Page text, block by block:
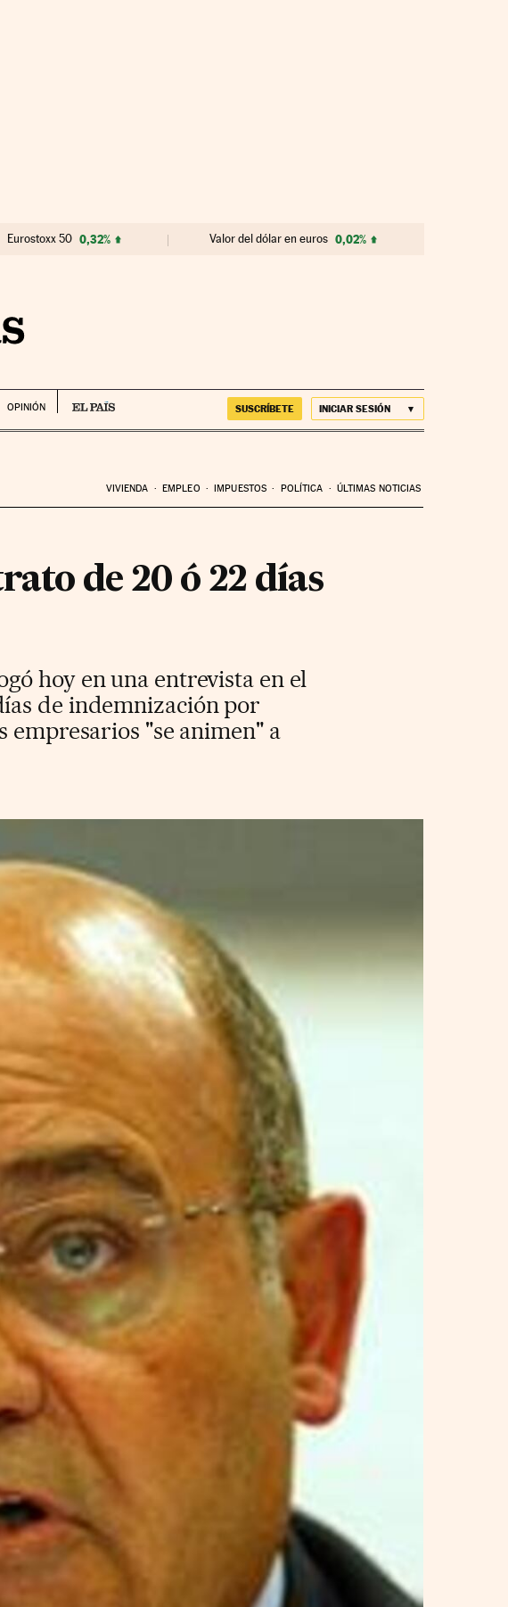
Eurostoxx 50 0,32% Valor del dólar en euros 0,02%
OPINIÓN SUSCRÍBETE INICIAR SESIÓN
VIVIENDA EMPLEO IMPUESTOS POLÍTICA ÚLTIMAS NOTICIAS
de 20 ó 22 días
hoy en una entrevista en el
de indemnización por
empresarios "se animen" a